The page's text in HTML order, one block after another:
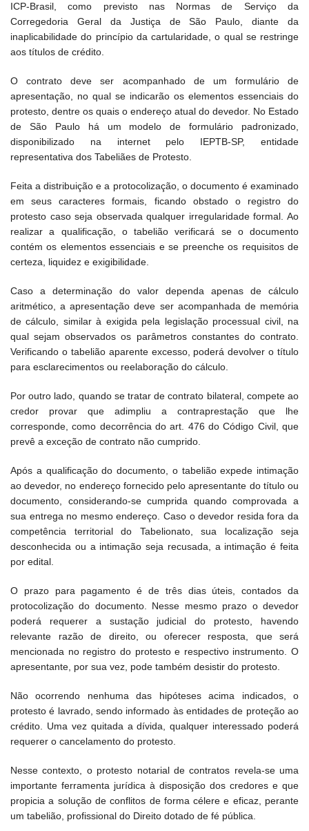
ICP-Brasil, como previsto nas Normas de Serviço da
Corregedoria Geral da Justiça de São Paulo, diante da
inaplicabilidade do princípio da cartularidade, o qual se restringe
aos títulos de crédito.
O contrato deve ser acompanhado de um formulário de
apresentação, no qual se indicarão os elementos essenciais do
protesto, dentre os quais o endereço atual do devedor. No Estado
de São Paulo há um modelo de formulário padronizado,
disponibilizado na internet pelo IEPTB-SP, entidade
representativa dos Tabeliães de Protesto.
Feita a distribuição e a protocolização, o documento é examinado
em seus caracteres formais, ficando obstado o registro do
protesto caso seja observada qualquer irregularidade formal. Ao
realizar a qualificação, o tabelião verificará se o documento
contém os elementos essenciais e se preenche os requisitos de
certeza, liquidez e exigibilidade.
Caso a determinação do valor dependa apenas de cálculo
aritmético, a apresentação deve ser acompanhada de memória
de cálculo, similar à exigida pela legislação processual civil, na
qual sejam observados os parâmetros constantes do contrato.
Verificando o tabelião aparente excesso, poderá devolver o título
para esclarecimentos ou reelaboração do cálculo.
Por outro lado, quando se tratar de contrato bilateral, compete ao
credor provar que adimpliu a contraprestação que lhe
corresponde, como decorrência do art. 476 do Código Civil, que
prevê a exceção de contrato não cumprido.
Após a qualificação do documento, o tabelião expede intimação
ao devedor, no endereço fornecido pelo apresentante do título ou
documento, considerando-se cumprida quando comprovada a
sua entrega no mesmo endereço. Caso o devedor resida fora da
competência territorial do Tabelionato, sua localização seja
desconhecida ou a intimação seja recusada, a intimação é feita
por edital.
O prazo para pagamento é de três dias úteis, contados da
protocolização do documento. Nesse mesmo prazo o devedor
poderá requerer a sustação judicial do protesto, havendo
relevante razão de direito, ou oferecer resposta, que será
mencionada no registro do protesto e respectivo instrumento. O
apresentante, por sua vez, pode também desistir do protesto.
Não ocorrendo nenhuma das hipóteses acima indicados, o
protesto é lavrado, sendo informado às entidades de proteção ao
crédito. Uma vez quitada a dívida, qualquer interessado poderá
requerer o cancelamento do protesto.
Nesse contexto, o protesto notarial de contratos revela-se uma
importante ferramenta jurídica à disposição dos credores e que
propicia a solução de conflitos de forma célere e eficaz, perante
um tabelião, profissional do Direito dotado de fé pública.